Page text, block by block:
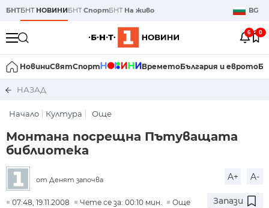
БНТБНТ НОВИНИБНТСпортБНТ На живо BG
6 0
НовиниСвятСпорт ВреметоБългария и еврото
НАЗАД
Начало Култура Още
Монтана посрещна Пътуващата
библиотека
от Денят започва A+ A-
07:48, 19.11.2008 Чете се за: 00:10 мин. Още Запази